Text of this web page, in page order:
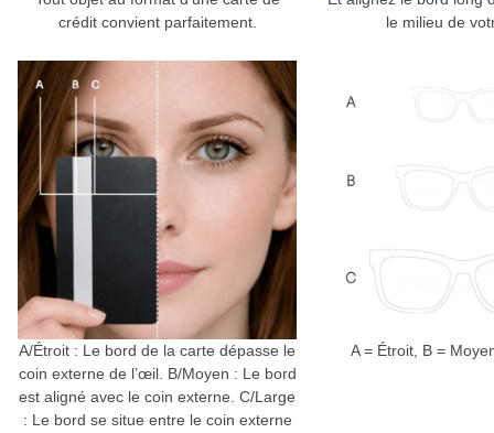
crédit convient parfaitement.
le milieu de
A/Étroit : Le bord de la carte dépasse le
coin externe de l’œil. B/Moyen : Le bord
est aligné avec le coin externe. C/Large
: Le bord se situe entre le coin externe
A = Étroit, B =